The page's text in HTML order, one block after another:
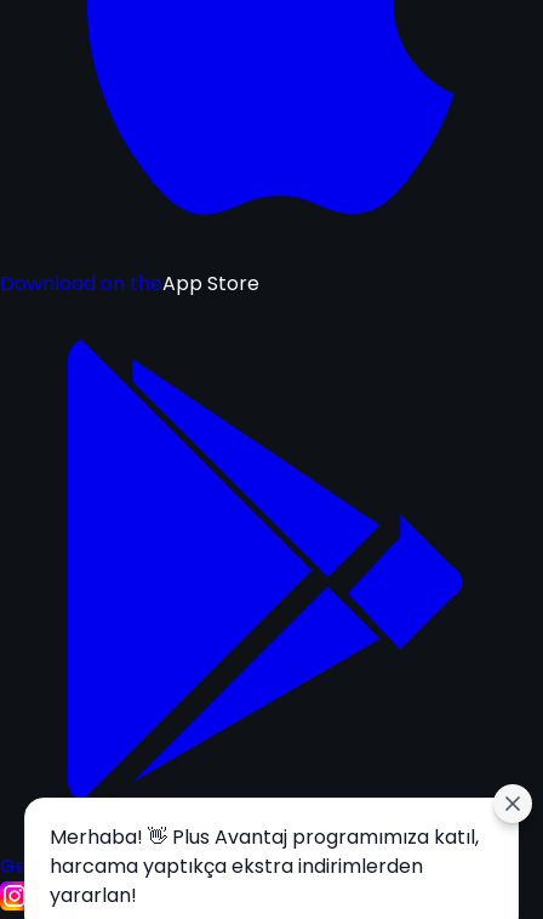
Download on theApp Store
Get it onGoogle Play
Merhaba! 👋 Plus Avantaj programımıza katıl,
harcama yaptıkça ekstra indirimlerden
yararlan!